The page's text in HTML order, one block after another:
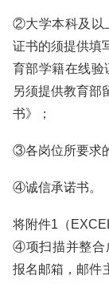
②大学本科及以
证书的须提供填
育部学籍在线验
另须提供教育部
书》；
③各岗位所要求
④诚信承诺书。
将附件1（
④项扫描并整合
报名邮箱，邮件